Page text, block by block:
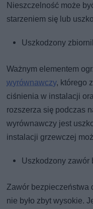
Nieszczelność może
starzeniem się lub
Uszkodzony
Ważnym elementem
wyrównawczy, którego
ciśnienia w instalacji
rozszerza się podczas
wyrównawczy jest
instalacji grzewczej
Uszkodzony zawór
Zawór bezpieczeństwa
nie było zbyt wysokie.